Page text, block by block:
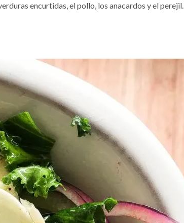
encurtidas, el pollo, los anacardos y el perejil.